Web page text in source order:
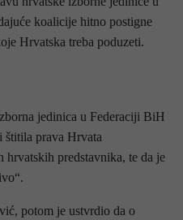
koalicije hitno postigne
Hrvatska treba poduzeti.
jedinica u Federaciji BiH
štitila prava Hrvata
predstavnika, te da je
potom je ustvrdio da o